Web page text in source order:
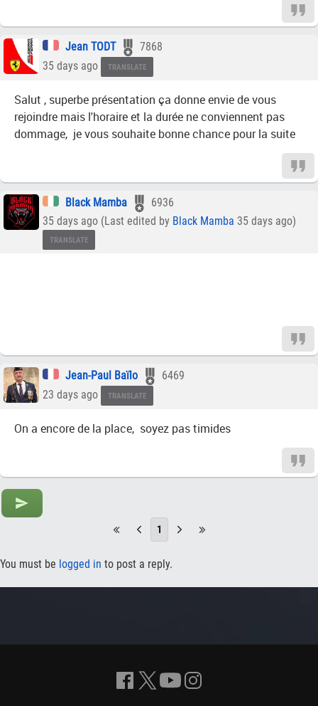
Jean TODT
7868
35 days ago
TRANSLATE
Salut , superbe présentation ça donne envie de vous
rejoindre mais l'horaire et la durée ne conviennent pas
dommage, je vous souhaite bonne chance pour la suite
Black Mamba
6936
35 days ago (Last edited by Black Mamba 35 days ago)
TRANSLATE
Jean-Paul Baïlo
6469
23 days ago
TRANSLATE
On a encore de la place, soyez pas timides
1
You must be logged in to post a reply.